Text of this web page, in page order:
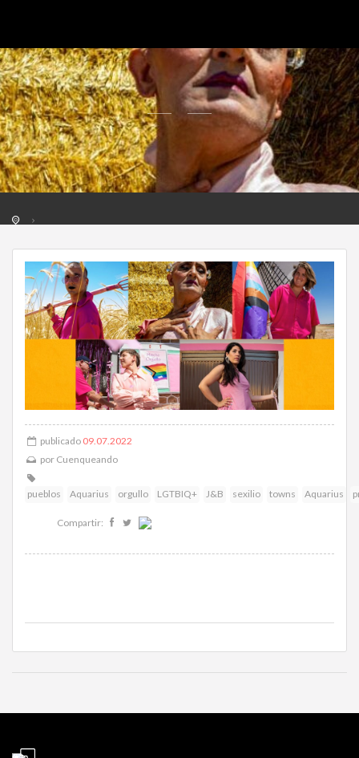
publicado 09.07.2022
por Cuenqueando
pueblos Aquarius orgullo LGTBIQ+ J&B sexilio towns Aquarius
Compartir: